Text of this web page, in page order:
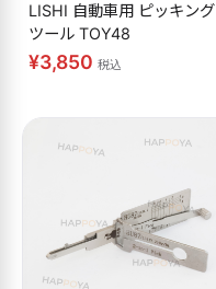
LISHI 自動車用 ピッキング
ツール TOY48
¥3,850 税込